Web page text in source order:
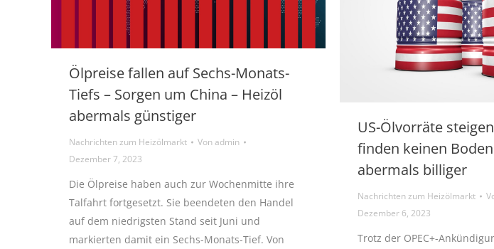
Ölpreise fallen auf Sechs-Monats-
Tiefs – Sorgen um China – Heizöl
abermals günstiger
Nachrichten zum Heizölmarkt Vonadmin
Dezember 7, 2023
Die Ölpreise haben auch zur Wochenmitte ihre
Talfahrt fortgesetzt. Sie beendeten den Handel
auf dem niedrigsten Stand seit Juni und
markierten damit ein Sechs-Monats-Tief. Von
US-Ölvorräte
finden keinen
abermals billiger
Nachrichten zum Heizölmarkt
Dezember 6, 2023
Trotz der OPEC+-